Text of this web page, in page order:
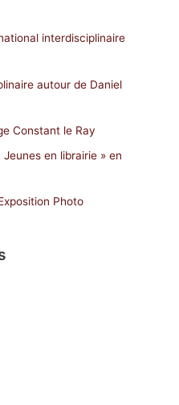
interdisciplinaire
autour de Daniel
Constant le Ray
en librairie » en
Photo